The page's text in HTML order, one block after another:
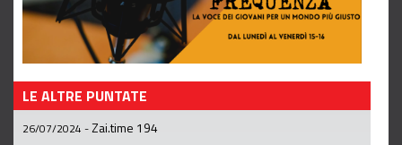
LE ALTRE PUNTATE
26/07/2024 -Zai.time 194